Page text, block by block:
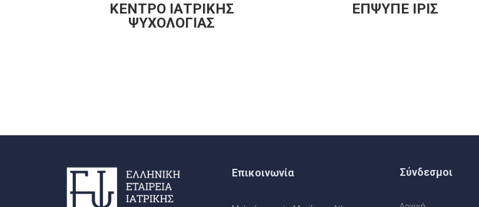
ΚΕΝΤΡΟ ΙΑΤΡΙΚΗΣ
ΨΥΧΟΛΟΓΙΑΣ
ΕΠΨΥΠΕ ΙΡΙΣ
Επικοινωνία Σύνδεσμοι